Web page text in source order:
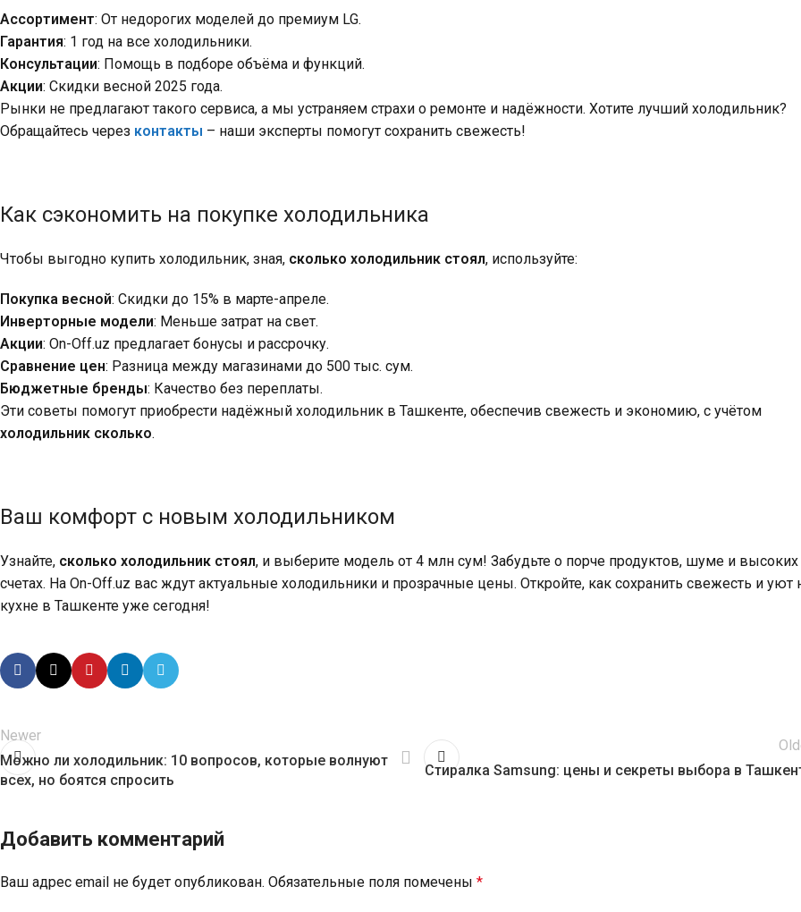
Ассортимент: От недорогих моделей до премиум LG.
Гарантия: 1 год на все холодильники.
Консультации: Помощь в подборе объёма и функций.
Акции: Скидки весной 2025 года.
Рынки не предлагают такого сервиса, а мы устраняем страхи о ремонте и надёжности. Хотите лучший холодильник?
Обращайтесь через контакты – наши эксперты помогут сохранить свежесть!
Как сэкономить на покупке холодильника
Чтобы выгодно купить холодильник, зная, сколько холодильник стоял, используйте:
Покупка весной: Скидки до 15% в марте-апреле.
Инверторные модели: Меньше затрат на свет.
Акции: On-Off.uz предлагает бонусы и рассрочку.
Сравнение цен: Разница между магазинами до 500 тыс. сум.
Бюджетные бренды: Качество без переплаты.
Эти советы помогут приобрести надёжный холодильник в Ташкенте, обеспечив свежесть и экономию, с учётом
холодильник сколько.
Ваш комфорт с новым холодильником
Узнайте, сколько холодильник стоял, и выберите модель от 4 млн сум! Забудьте о порче продуктов, шуме и высоких
счетах. На On-Off.uz вас ждут актуальные холодильники и прозрачные цены. Откройте, как сохранить свежесть и уют
кухне в Ташкенте уже сегодня!
Newer
Можно ли холодильник: 10 вопросов, которые волнуют
всех, но боятся спросить
Стиралка Samsung: цены и секреты выбора в
Добавить комментарий
Ваш адрес email не будет опубликован. Обязательные поля помечены *